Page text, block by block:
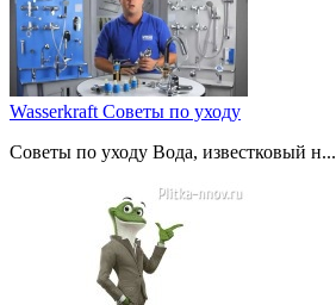
Wasserkraft Советы по уходу
Советы по уходу Вода, известковый н...